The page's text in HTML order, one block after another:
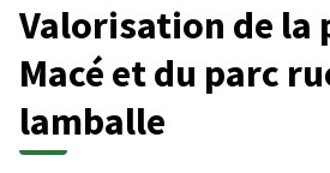
Valorisation de la
Macé et du parc
lamballe